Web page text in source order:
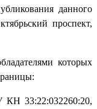
данного
проспект,
которых
КН 33:22:032260:20,